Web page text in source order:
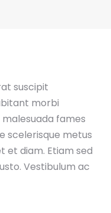
suscipit
morbi
fames
scelerisque metus
et diam. Etiam sed
Vestibulum ac